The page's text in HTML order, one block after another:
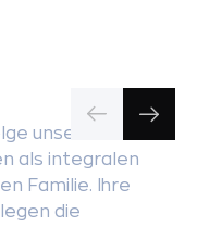
unserer Kunden
als integralen
Familie. Ihre
die